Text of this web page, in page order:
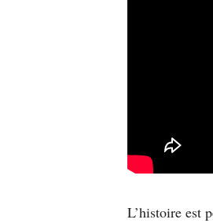
L’histoire est